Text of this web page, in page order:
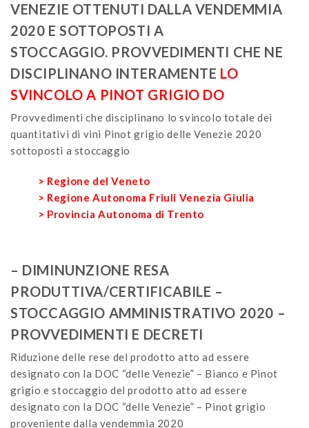
VENEZIE OTTENUTI DALLA VENDEMMIA
2020 E SOTTOPOSTI A
STOCCAGGIO. PROVVEDIMENTI CHE NE
DISCIPLINANO INTERAMENTE LO
SVINCOLO A PINOT GRIGIO DO
Provvedimenti che disciplinano lo svincolo totale dei
quantitativi di vini Pinot grigio delle Venezie 2020
sottoposti a stoccaggio
> Regione del Veneto
> Regione Autonoma Friuli Venezia Giulia
> Provincia Autonoma di Trento
– DIMINUNZIONE RESA
PRODUTTIVA/CERTIFICABILE –
STOCCAGGIO AMMINISTRATIVO 2020 –
PROVVEDIMENTI E DECRETI
Riduzione delle rese del prodotto atto ad essere
designato con la DOC “delle Venezie” – Bianco e Pinot
grigio e stoccaggio del prodotto atto ad essere
designato con la DOC “delle Venezie” – Pinot grigio
proveniente dalla vendemmia 2020